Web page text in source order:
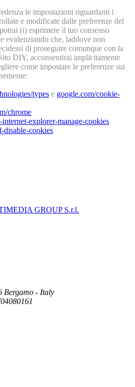
le impostazioni riguardanti i
e modificate dalle preferenze del
(i) esprimere il tuo consenso
evidenziando che, laddove non
di proseguire comunque con la
DIY, acconsentirai implicitamente
come impostare le preferenze sui
types e google.com/cookie-
chrome
explorer-manage-cookies
disable-cookies
GROUP S.r.l.
Bergamo - Italy